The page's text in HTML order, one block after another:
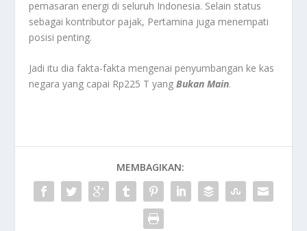
pemasaran energi di seluruh Indonesia. Selain status
sebagai kontributor pajak, Pertamina juga menempati
posisi penting.
Jadi itu dia fakta-fakta mengenai penyumbangan ke kas
negara yang capai Rp225 T yangBukan Main.
MEMBAGIKAN: